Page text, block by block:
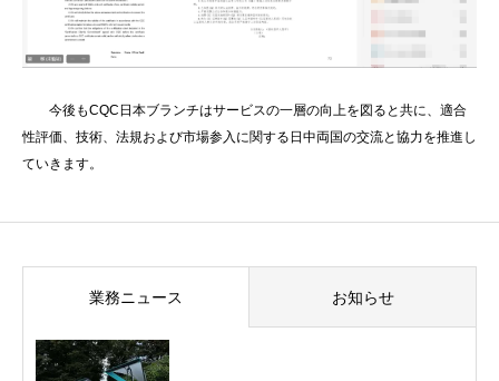
今後もCQC日本ブランチはサービスの一層の向上を図ると共に、適合
性評価、技術、法規および市場参入に関する日中両国の交流と協力を推進し
ていきます。
業務ニュース お知らせ